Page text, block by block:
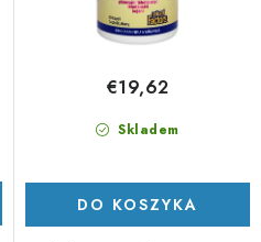
Skladem
€19,62
DO KOSZYKA